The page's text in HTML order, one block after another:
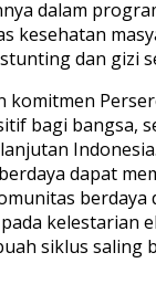
dalam
kesehatan
dan gizi
komitmen
bagi bangsa,
dapat
berdaya
kelestarian
siklus saling